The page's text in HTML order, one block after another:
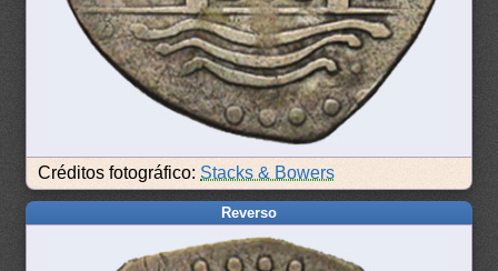
Créditos fotográfico: Stacks & Bowers
Reverso